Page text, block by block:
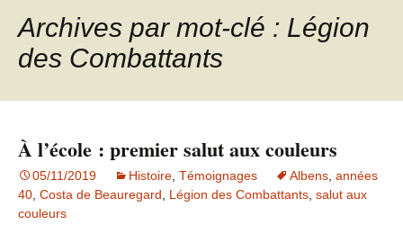
Archives par mot-clé : Légion
des Combattants
À l’école : premier salut aux couleurs
05/11/2019 Histoire Témoignages Albens années
40 Costa de Beauregard Légion des Combattants salut aux
couleurs